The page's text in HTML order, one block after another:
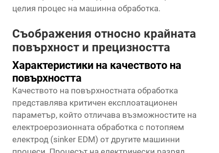
целия процес на машинна обработка.
Съображения относно крайната
повърхност и прецизността
Характеристики на качеството на
повърхността
Качеството на повърхностната обработка
представлява критичен експлоатационен
параметър, който отличава възможностите на
електроерозионната обработка с потопяем
електрод (sinker EDM) от другите машинни